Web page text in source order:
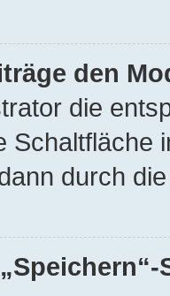
den
die
Schaltfläche
durch